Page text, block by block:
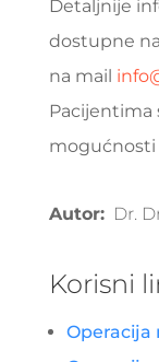
Detaljnije
dostupne
na mail
Pacijentima
mogućnosti
Autor:Dr.
Korisni
Operacija